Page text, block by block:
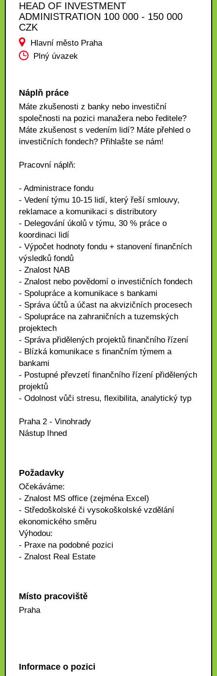
HEAD OF INVESTMENT
ADMINISTRATION 100 000 - 150 000
CZK
Hlavní město Praha
Plný úvazek
Náplň práce
Máte zkušenosti z banky nebo investiční
společnosti na pozici manažera nebo ředitele?
Máte zkušenost s vedením lidí? Máte přehled o
investičních fondech? Přihlašte se nám!
Pracovní náplň:
- Administrace fondu
- Vedení týmu 10-15 lidí, který řeší smlouvy,
reklamace a komunikaci s distributory
- Delegování úkolů v týmu, 30 % práce o
koordinaci lidí
- Výpočet hodnoty fondu + stanovení finančních
výsledků fondů
- Znalost NAB
- Znalost nebo povědomí o investičních fondech
- Spolupráce a komunikace s bankami
- Správa účtů a účast na akvizičních procesech
- Spolupráce na zahraničních a tuzemských
projektech
- Správa přidělených projektů finančního řízení
- Blízká komunikace s finančním týmem a
bankami
- Postupné převzetí finančního řízení přidělených
projektů
- Odolnost vůči stresu, flexibilita, analytický typ
Praha 2 - Vinohrady
Nástup Ihned
Požadavky
Očekáváme:
- Znalost MS office (zejména Excel)
- Středoškolské či vysokoškolské vzdělání
ekonomického směru
Výhodou:
- Praxe na podobné pozici
- Znalost Real Estate
Místo pracoviště
Praha
Informace o pozici